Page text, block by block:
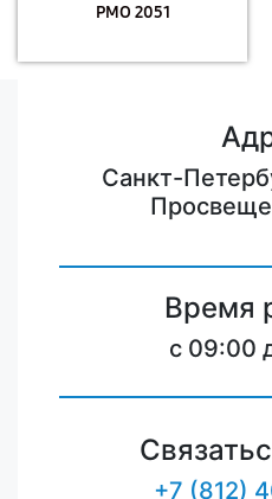
PMO 2051
Санкт-
Время
c 09:00
+7 (812)